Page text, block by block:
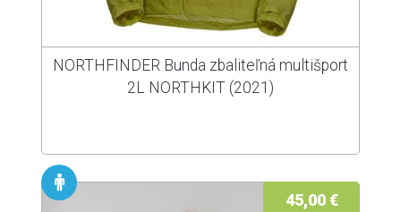
NORTHFINDER Bunda zbaliteľná multišport
2L NORTHKIT (2021)
45,00 €